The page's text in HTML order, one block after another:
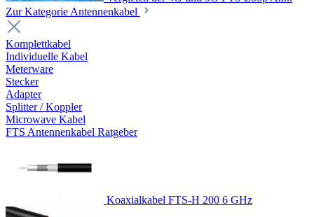
Zur Kategorie Antennenkabel
Komplettkabel
Individuelle Kabel
Meterware
Stecker
Adapter
Splitter / Koppler
Microwave Kabel
FTS Antennenkabel Ratgeber
Koaxialkabel FTS-H 200 6 GHz